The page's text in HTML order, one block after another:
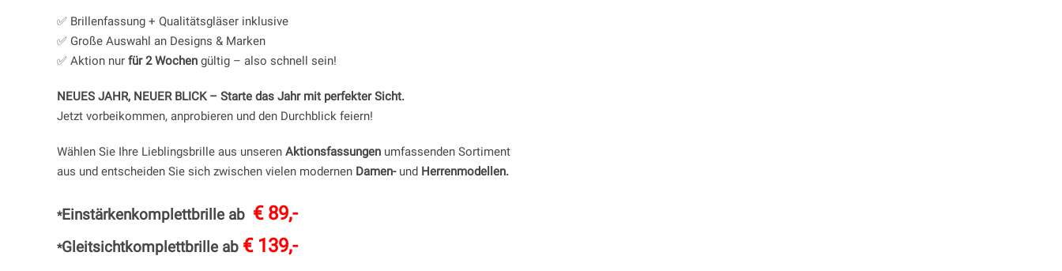
✅ Brillenfassung + Qualitätsgläser inklusive
✅ Große Auswahl an Designs & Marken
✅ Aktion nur für 2 Wochengültig – also schnell sein!
NEUES JAHR, NEUER BLICK – Starte das Jahr mit perfekter Sicht.
Jetzt vorbeikommen, anprobieren und den Durchblick feiern!
Wählen Sie Ihre Lieblingsbrille aus unseren Aktionsfassungenumfassenden Sortiment
aus und entscheiden Sie sich zwischen vielen modernen Damen-und Herrenmodellen.
*Einstärkenkomplettbrille ab € 89,-
*Gleitsichtkomplettbrille ab € 139,-